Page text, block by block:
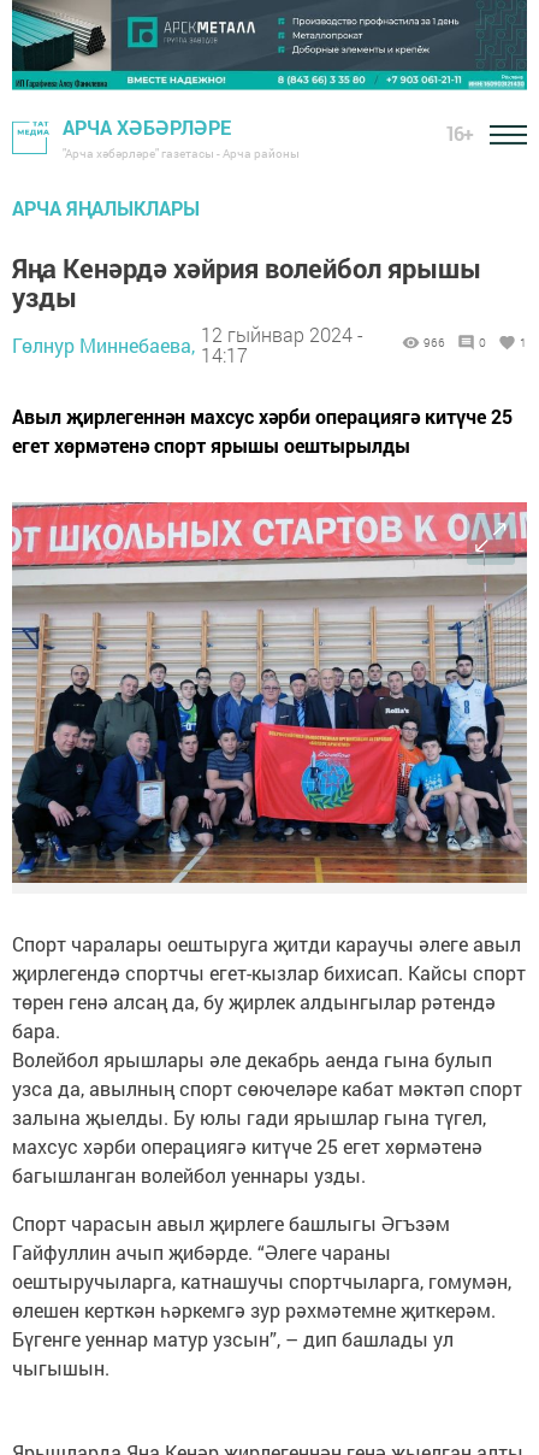
АРЧА ХӘБӘРЛӘРЕ
"Арча хәбәрләре" газетасы - Арча районы
16+
АРЧА ЯҢАЛЫКЛАРЫ
Яңа Кенәрдә хәйрия волейбол ярышы
узды
Гөлнур Миннебаева, 12 гыйнвар 2024 -
14:17
966 0 1
Авыл җирлегеннән махсус хәрби операциягә китүче 25
егет хөрмәтенә спорт ярышы оештырылды
Спорт чаралары оештыруга җитди караучы әлеге авыл
җирлегендә спортчы егет-кызлар бихисап. Кайсы спорт
төрен генә алсаң да, бу җирлек алдынгылар рәтендә
бара.
Волейбол ярышлары әле декабрь аенда гына булып
узса да, авылның спорт сөючеләре кабат мәктәп спорт
залына җыелды. Бу юлы гади ярышлар гына түгел,
махсус хәрби операциягә китүче 25 егет хөрмәтенә
багышланган волейбол уеннары узды.
Спорт чарасын авыл җирлеге башлыгы Әгъзәм
Гайфуллин ачып җибәрде. “Әлеге чараны
оештыручыларга, катнашучы спортчыларга, гомумән,
өлешен керткән һәркемгә зур рәхмәтемне җиткерәм.
Бүгенге уеннар матур узсын”, – дип башлады ул
чыгышын.